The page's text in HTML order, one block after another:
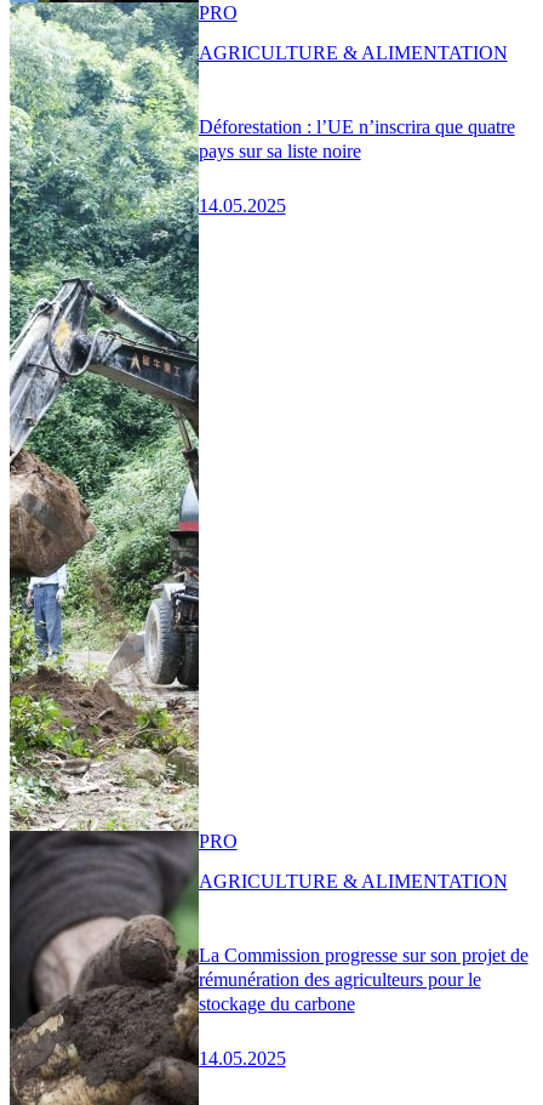
Déforestation : l’UE n’inscrira que quatre
pays sur sa liste noire
14.05.2025
PRO
AGRICULTURE & ALIMENTATION
La Commission progresse sur son projet de
rémunération des agriculteurs pour le
stockage du carbone
14.05.2025
PRO
AGRICULTURE & ALIMENTATION